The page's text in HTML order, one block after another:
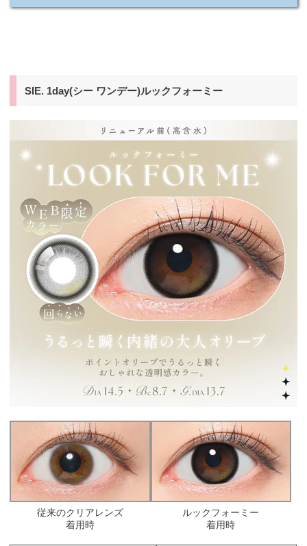
SIE. 1day(シー ワンデー)ルックフォーミー
従来のクリアレンズ
着用時
ルックフォーミー
着用時